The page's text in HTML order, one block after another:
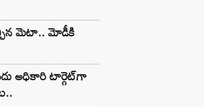
మెటా.. మోడీకి
అధికారి టార్గెట్‌గా